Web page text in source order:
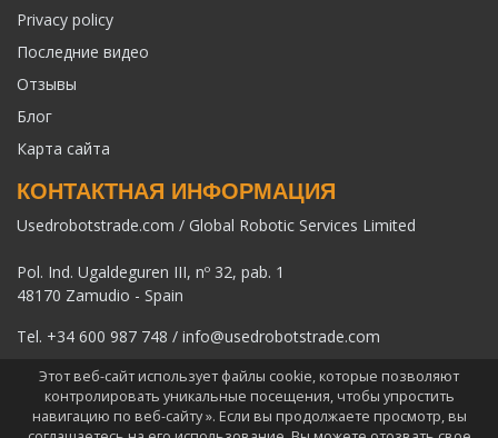
Privacy policy
Последние видео
Отзывы
Блог
Карта сайта
КОНТАКТНАЯ ИНФОРМАЦИЯ
Usedrobotstrade.com / Global Robotic Services Limited
Pol. Ind. Ugaldeguren III, nº 32, pab. 1
48170 Zamudio - Spain
Tel. +34 600 987 748 / info@usedrobotstrade.com
Этот веб-сайт использует файлы cookie, которые позволяют
контролировать уникальные посещения, чтобы упростить
навигацию по веб-сайту ». Если вы продолжаете просмотр, вы